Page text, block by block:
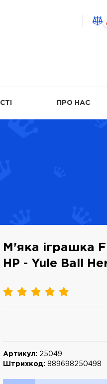
ПРО НАС
М'яка іграшка
HP - Yule Ball
Артикул: 25049
Штрихкод: 889698250498